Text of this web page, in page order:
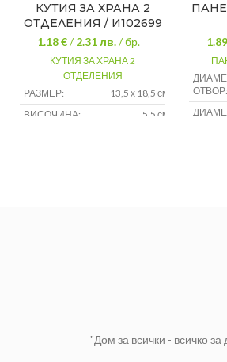
КУТИЯ ЗА ХРАНА 2
ОТДЕЛЕНИЯ / И102699
1.18 €/2.31лв./ бр.
КУТИЯ ЗА ХРАНА 2
ОТДЕЛЕНИЯ
РАЗМЕР:
13,5 х 18,5 см
ВИСОЧИНА:
5,5 см
ОТВОР:
"Дом за всички - всичко за